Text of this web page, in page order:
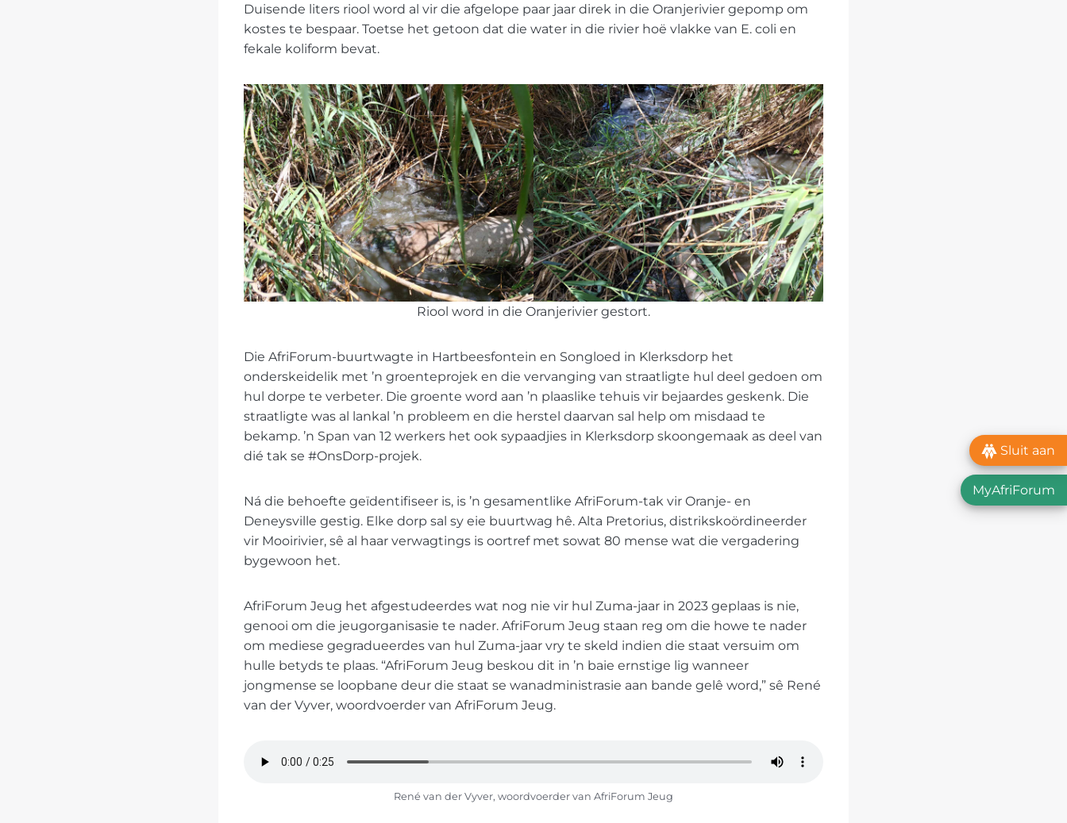
Duisende liters riool word al vir die afgelope paar jaar direk in die Oranjerivier gepomp om
kostes te bespaar. Toetse het getoon dat die water in die rivier hoë vlakke van E. coli en
fekale koliform bevat.
Riool word in die Oranjerivier gestort.
Die AfriForum-buurtwagte in Hartbeesfontein en Songloed in Klerksdorp het
onderskeidelik met ’n groenteprojek en die vervanging van straatligte hul deel gedoen om
hul dorpe te verbeter. Die groente word aan ’n plaaslike tehuis vir bejaardes geskenk. Die
straatligte was al lankal ’n probleem en die herstel daarvan sal help om misdaad te
bekamp. ’n Span van 12 werkers het ook sypaadjies in Klerksdorp skoongemaak as deel van
dié tak se #OnsDorp-projek.
Ná die behoefte geïdentifiseer is, is ’n gesamentlike AfriForum-tak vir Oranje- en
Deneysville gestig. Elke dorp sal sy eie buurtwag hê. Alta Pretorius, distrikskoördineerder
vir Mooirivier, sê al haar verwagtings is oortref met sowat 80 mense wat die vergadering
bygewoon het.
AfriForum Jeug het afgestudeerdes wat nog nie vir hul Zuma-jaar in 2023 geplaas is nie,
genooi om die jeugorganisasie te nader. AfriForum Jeug staan reg om die howe te nader
om mediese gegradueerdes van hul Zuma-jaar vry te skeld indien die staat versuim om
hulle betyds te plaas. “AfriForum Jeug beskou dit in ’n baie ernstige lig wanneer
jongmense se loopbane deur die staat se wanadministrasie aan bande gelê word,” sê René
van der Vyver, woordvoerder van AfriForum Jeug.
René van der Vyver, woordvoerder van AfriForum Jeug
Sluit aan
MyAfriForum